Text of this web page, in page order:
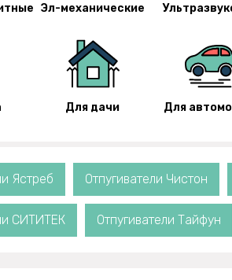
Эл-механические
Для дачи Для
Ястреб Отпугиватели Чистон
СИТИТЕК Отпугиватели Тайфун